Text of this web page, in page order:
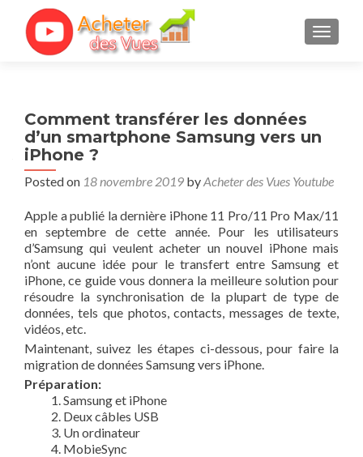
Comment transférer les données
d’un smartphone Samsung vers un
iPhone ?
Posted on 18 novembre 2019 byAcheter des Vues Youtube
Apple a publié la dernière iPhone 11 Pro/11 Pro Max/11
en septembre de cette année. Pour les utilisateurs
d’Samsung qui veulent acheter un nouvel iPhone mais
n’ont aucune idée pour le transfert entre Samsung et
iPhone, ce guide vous donnera la meilleure solution pour
résoudre la synchronisation de la plupart de type de
données, tels que photos, contacts, messages de texte,
vidéos, etc.
Maintenant, suivez les étapes ci-dessous, pour faire la
migration de données Samsung vers iPhone.
Préparation:
Samsung et iPhone
Deux câbles USB
Un ordinateur
MobieSync